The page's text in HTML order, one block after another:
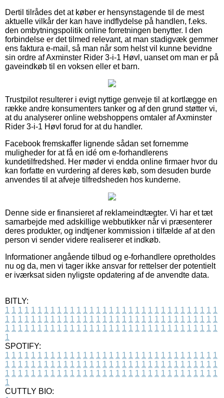
Dertil tilrådes det at køber er hensynstagende til de mest
aktuelle vilkår der kan have indflydelse på handlen, f.eks.
den ombytningspolitik online forretningen benytter. I den
forbindelse er det tilmed relevant, at man stadigvæk gemmer
ens faktura e-mail, så man når som helst vil kunne bevidne
sin ordre af Axminster Rider 3-i-1 Høvl, uanset om man er på
gaveindkøb til en voksen eller et barn.
Trustpilot resulterer i evigt nyttige genveje til at kortlægge en
række andre konsumenters tanker og af den grund støtter vi,
at du analyserer online webshoppens omtaler af Axminster
Rider 3-i-1 Høvl forud for at du handler.
Facebook fremskaffer lignende sådan set fornemme
muligheder for at få en idé om e-forhandlerens
kundetilfredshed. Her møder vi endda online firmaer hvor du
kan forfatte en vurdering af deres køb, som desuden burde
anvendes til at afveje tilfredsheden hos kunderne.
Denne side er finansieret af reklameindtægter. Vi har et tæt
samarbejde med adskillige webbutikker når vi præsenterer
deres produkter, og indtjener kommission i tilfælde af at den
person vi sender videre realiserer et indkøb.
Informationer angående tilbud og e-forhandlere opretholdes
nu og da, men vi tager ikke ansvar for rettelser der potentielt
er iværksat siden nyligste opdatering af de anvendte data.
BITLY:
1 1 1 1 1 1 1 1 1 1 1 1 1 1 1 1 1 1 1 1 1 1 1 1 1 1 1 1 1 1 1 1 1
1 1 1 1 1 1 1 1 1 1 1 1 1 1 1 1 1 1 1 1 1 1 1 1 1 1 1 1 1 1 1 1 1
1 1 1 1 1 1 1 1 1 1 1 1 1 1 1 1 1 1 1 1 1 1 1 1 1 1 1 1 1 1 1 1 1
1
SPOTIFY:
1 1 1 1 1 1 1 1 1 1 1 1 1 1 1 1 1 1 1 1 1 1 1 1 1 1 1 1 1 1 1 1 1
1 1 1 1 1 1 1 1 1 1 1 1 1 1 1 1 1 1 1 1 1 1 1 1 1 1 1 1 1 1 1 1 1
1 1 1 1 1 1 1 1 1 1 1 1 1 1 1 1 1 1 1 1 1 1 1 1 1 1 1 1 1 1 1 1 1
1
CUTTLY BIO: